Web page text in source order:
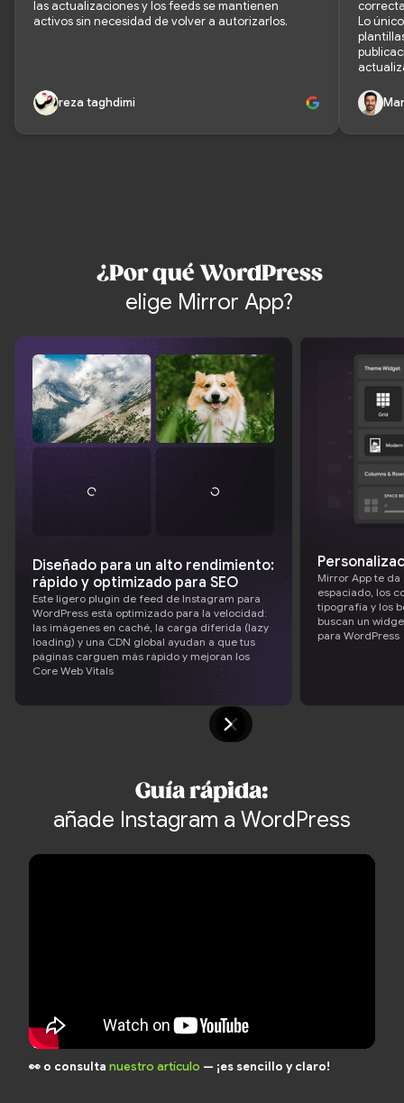
las actualizaciones y los feeds se mantienen
activos sin necesidad de volver a autorizarlos.
reza taghdimi
Lo
¿Por qué WordPress
elige Mirror App?
Diseñado para un alto rendimiento:
rápido y optimizado para SEO
Este ligero plugin de feed de Instagram para
WordPress está optimizado para la velocidad:
las imágenes en caché, la carga diferida (lazy
loading) y una CDN global ayudan a que tus
páginas carguen más rápido y mejoran los
Core Web Vitals
Mirror App te
espaciado, los
tipografía y los
buscan un
para WordPress
Guía rápida:
añade Instagram a WordPress
👀 o consulta nuestro artículo — ¡es sencillo y claro!